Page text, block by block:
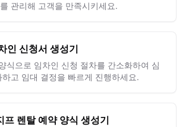
관리해 고객을 만족시키세요.
인 신청서 생성기
식으로 임차인 신청 절차를 간소화하여 심
고 임대 결정을 빠르게 진행하세요.
프 렌탈 예약 양식 생성기